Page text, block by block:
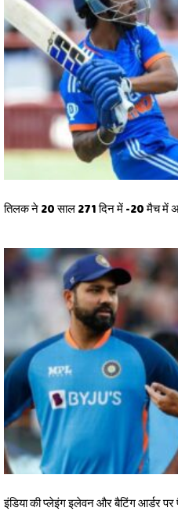
तिलक ने 20 साल 271 दिन में -20 मैच में
इंडिया की प्‍लेइंग इलेवन और बैटिंग आर्डर पर